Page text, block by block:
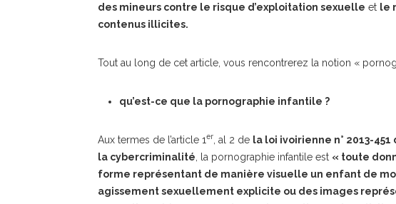
des mineurs contre le risque d’exploitation sexuelle et le
contenus illicites.
Tout au long de cet article, vous rencontrerez la notion «
qu’est-ce que la pornographie infantile ?
Aux termes de l’article 1er , al 2 de la loi ivoirienne n° 2013-
la cybercriminalité , la pornographie infantile est « toute
forme représentant de manière visuelle un enfant de
agissement sexuellement explicite ou des images